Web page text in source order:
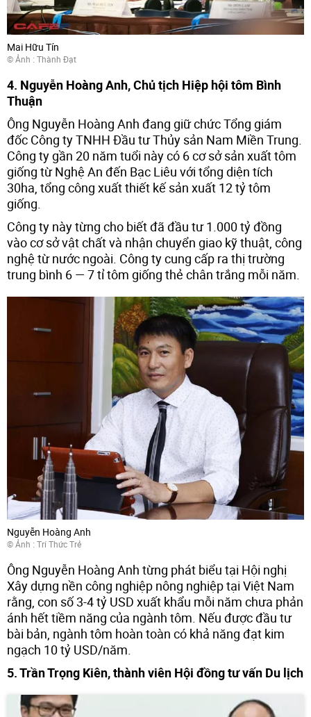
Mai Hữu Tín
© Ảnh : Thành Đạt
4. Nguyễn Hoàng Anh, Chủ tịch Hiệp hội tôm Bình
Thuận
Ông Nguyễn Hoàng Anh đang giữ chức Tổng giám
đốc Công ty TNHH Đầu tư Thủy sản Nam Miền Trung.
Công ty gần 20 năm tuổi này có 6 cơ sở sản xuất tôm
giống từ Nghệ An đến Bạc Liêu với tổng diện tích
30ha, tổng công xuất thiết kế sản xuất 12 tỷ tôm
giống.
Công ty này từng cho biết đã đầu tư 1.000 tỷ đồng
vào cơ sở vật chất và nhận chuyển giao kỹ thuật, công
nghệ từ nước ngoài. Công ty cung cấp ra thị trường
trung bình 6 — 7 tỉ tôm giống thẻ chân trắng mỗi năm.
Nguyễn Hoàng Anh
© Ảnh : Trí Thức Trẻ
Ông Nguyễn Hoàng Anh từng phát biểu tại Hội nghị
Xây dựng nền công nghiệp nông nghiệp tại Việt Nam
rằng, con số 3-4 tỷ USD xuất khẩu mỗi năm chưa phản
ánh hết tiềm năng của ngành tôm. Nếu được đầu tư
bài bản, ngành tôm hoàn toàn có khả năng đạt kim
ngạch 10 tỷ USD/năm.
5. Trần Trọng Kiên, thành viên Hội đồng tư vấn Du lịch